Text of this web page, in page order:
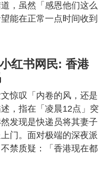
，虽然「感恩他们这么
能在正常一点时间收到
红书网民: 香港
惊叹「内卷的风，还是
，指在「凌晨12点」突
发现是快递员将其妻子
门。面对极端的深夜派
禁质疑：「香港现在都